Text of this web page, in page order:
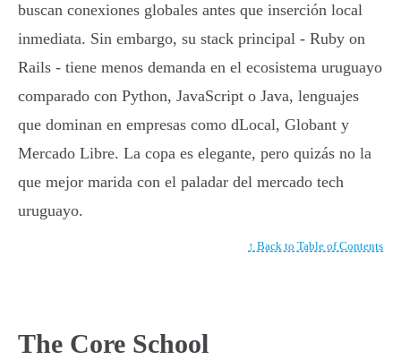
buscan conexiones globales antes que inserción local
inmediata. Sin embargo, su stack principal - Ruby on
Rails - tiene menos demanda en el ecosistema uruguayo
comparado con Python, JavaScript o Java, lenguajes
que dominan en empresas como dLocal, Globant y
Mercado Libre. La copa es elegante, pero quizás no la
que mejor marida con el paladar del mercado tech
uruguayo.
↑ Back to Table of Contents
The Core School